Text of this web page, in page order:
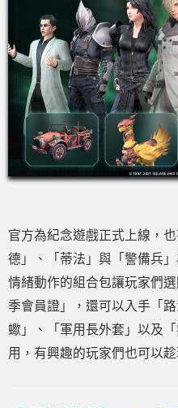
官方為紀念遊戲正式上線，
德」、「蒂法」與「警備兵
情緒動作的組合包讓玩家們
季會員證」，還可以入手「
蠍」、「軍用長外套」以及
用，有興趣的玩家們也可以趁